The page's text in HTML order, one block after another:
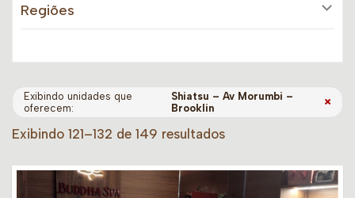
Regiões
Exibindo unidades que
oferecem:
Shiatsu – Av Morumbi –
Brooklin
×
Exibindo 121–132 de 149 resultados